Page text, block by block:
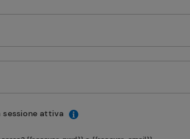
sessione attiva